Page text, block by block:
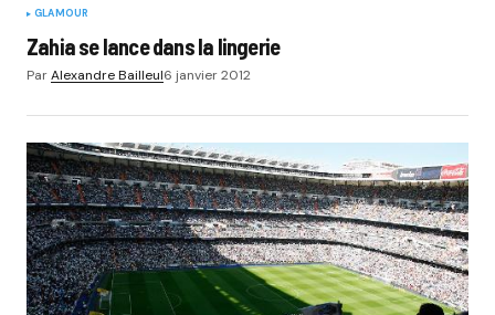
GLAMOUR
Zahia se lance dans la lingerie
ParAlexandre Bailleul6 janvier 2012